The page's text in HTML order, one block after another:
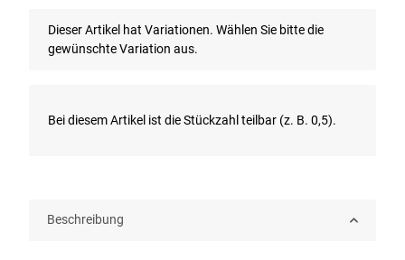
x
Dieser Artikel hat Variationen. Wählen Sie bitte die
gewünschte Variation aus.
Bei diesem Artikel ist die Stückzahl teilbar (z. B. 0,5).
Beschreibung